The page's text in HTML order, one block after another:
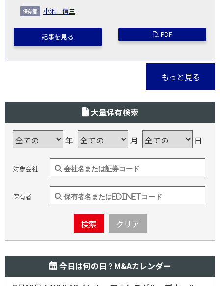
小池 信三
記事を見る PDF
もっと見る
大量保有検索
年 月 日
対象会社
保有者
検索 クリア
今日は何の日？M&Aカレンダー